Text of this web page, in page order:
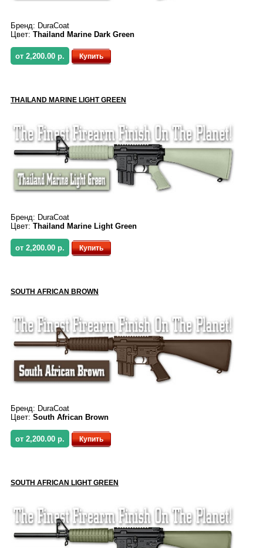
Бренд: DuraCoat
Цвет: Thailand Marine Dark Green
от 2,200.00 р. Купить
THAILAND MARINE LIGHT GREEN
Бренд: DuraCoat
Цвет: Thailand Marine Light Green
от 2,200.00 р. Купить
SOUTH AFRICAN BROWN
Бренд: DuraCoat
Цвет: South African Brown
от 2,200.00 р. Купить
SOUTH AFRICAN LIGHT GREEN